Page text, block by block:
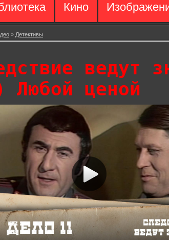
Кино
» Детективы
ведут
Любой ценой